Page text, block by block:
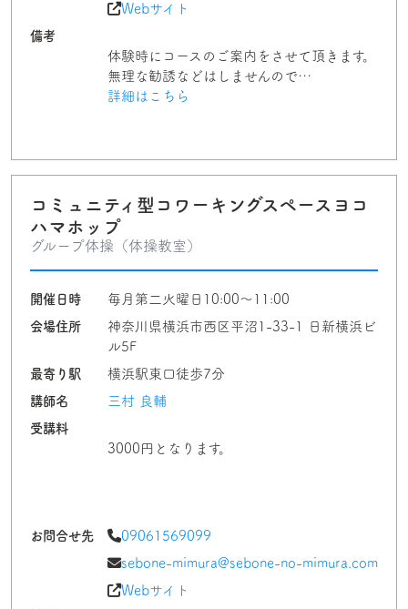
Webサイト
備考
体験時にコースのご案内をさせて頂きます。
無理な勧誘などはしませんので…
詳細はこちら
コミュニティ型コワーキングスペースヨコ
ハマホップ
グループ体操（体操教室）
開催日時
毎月第二火曜日10:00〜11:00
会場住所
神奈川県横浜市西区平沼1-33-1 日新横浜ビ
ル5F
最寄り駅
横浜駅東口徒歩7分
講師名
三村 良輔
受講料
3000円となります。
お問合せ先
09061569099
sebone-mimura@sebone-no-mimura.com
Webサイト